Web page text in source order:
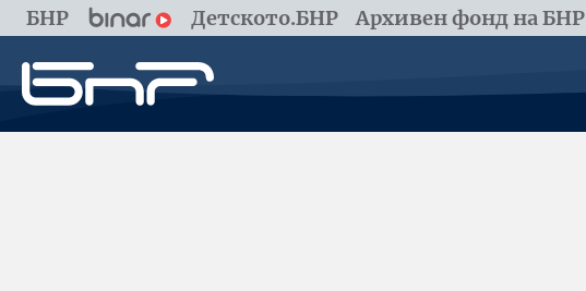
БНР Детското.БНР Архивен фонд на БНР